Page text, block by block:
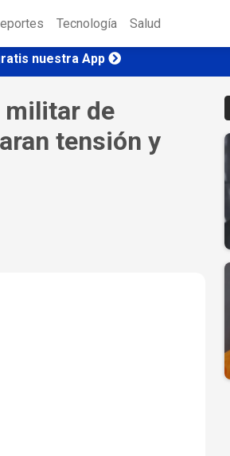
Tecnología Salud
nuestra App
militar de
tensión y